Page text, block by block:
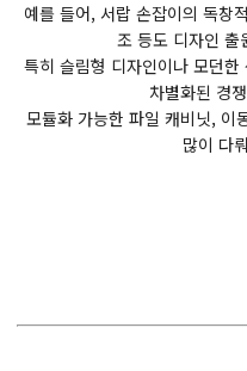
예를 들어, 서랍 손잡이의 독창
조 등도 디자인 출
특히 슬림형 디자인이나 모던
차별화된 경
모듈화 가능한 파일 캐비닛, 이
많이 다